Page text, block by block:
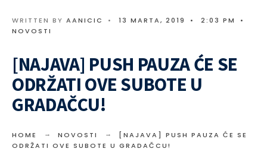
WRITTEN BY AANICIC • 13 MARTA, 2019 • 2:03 PM
•
NOVOSTI
[NAJAVA] PUSH PAUZA ĆE SE
ODRŽATI OVE SUBOTE U
GRADAČCU!
HOME NOVOSTI
[NAJAVA] PUSH PAUZA ĆE SE
ODRŽATI OVE SUBOTE U GRADAČCU!